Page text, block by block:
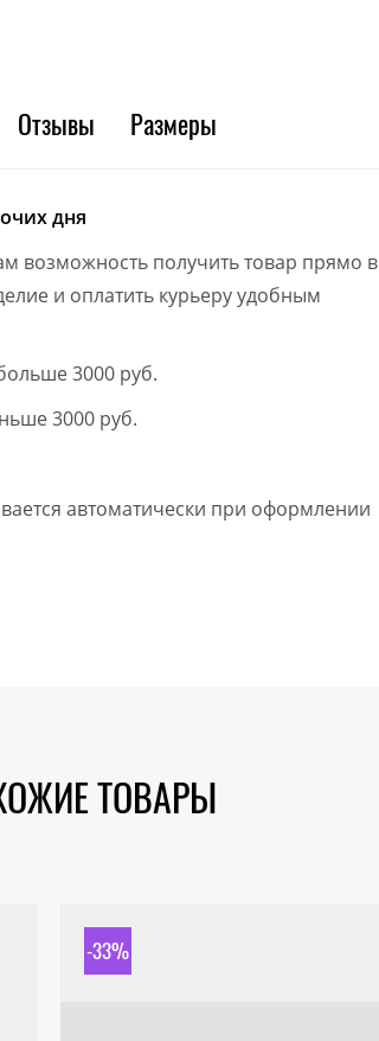
Отзывы Размеры
дня
возможность получить товар прямо в
и оплатить курьеру удобным
3000 руб.
3000 руб.
автоматически при оформлении
ТОВАРЫ
-33%